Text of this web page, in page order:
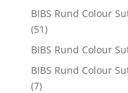
BIBS Rund Colour
(51)
BIBS Rund Colour
BIBS Rund Colour
(7)